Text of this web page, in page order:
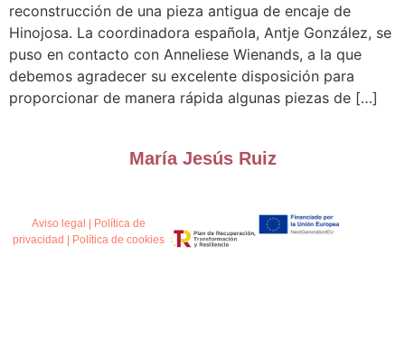
reconstrucción de una pieza antigua de encaje de
Hinojosa. La coordinadora española, Antje González, se
puso en contacto con Anneliese Wienands, a la que
debemos agradecer su excelente disposición para
proporcionar de manera rápida algunas piezas de […]
María Jesús Ruiz
Aviso legal
Política de
privacidad
Política de cookies